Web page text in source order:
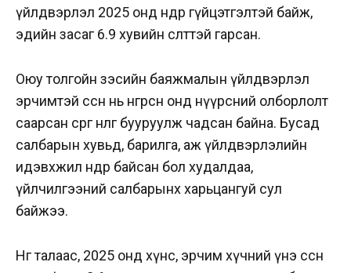
үйлдвэрлэл 2025 онд өндөр гүйцэтгэлтэй байж,
эдийн засаг 6.9 хувийн өсөлттэй гарсан.
Оюу толгойн зэсийн баяжмалын үйлдвэрлэл
эрчимтэй өссөн нь өнгөрсөн онд нүүрсний олборлолт
саарсан сөрөг нөлөөг бууруулж чадсан байна. Бусад
салбарын хувьд, барилга, аж үйлдвэрлэлийн
идэвхжил өндөр байсан бол худалдаа,
үйлчилгээний салбарынх харьцангуй сул
байжээ.
Нөгөө талаас, 2025 онд хүнс, эрчим хүчний үнэ өссөн